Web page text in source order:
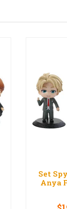
Set
Anya